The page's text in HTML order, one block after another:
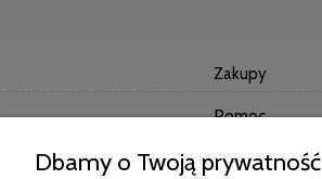
Zakupy
Pomoc
Moje konto
Dbamy o Twoją prywatność